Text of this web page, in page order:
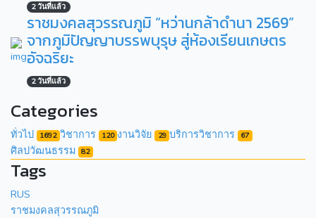
2 วันที่แล้ว
ราชมงคลสุวรรณภูมิ “หว่านกล้าดำนา 2569”
จากภูมิปัญญาบรรพบุรุษ สู่ห้องเรียนเกษตร
อัจฉริยะ
2 วันที่แล้ว
Categories
ทั่วไป 1692 วิชาการ 120 งานวิจัย 29 บริการวิชาการ 67
ศิลปวัฒนธรรม 82
Tags
RUS
ราชมงคลสุวรรณภูมิ